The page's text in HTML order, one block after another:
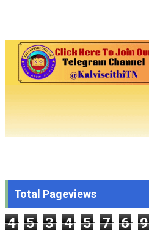
Total Pageviews
4 5 3 4 5 7 6 9